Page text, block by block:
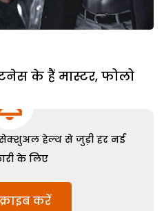
के हैं मास्टर, फोलो
हेल्थ से जुड़ी हर नई
के लिए
करें